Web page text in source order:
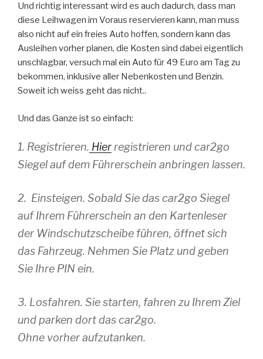
Und richtig interessant wird es auch dadurch, dass man
diese Leihwagen im Voraus reservieren kann, man muss
also nicht auf ein freies Auto hoffen, sondern kann das
Ausleihen vorher planen, die Kosten sind dabei eigentlich
unschlagbar, versuch mal ein Auto für 49 Euro am Tag zu
bekommen, inklusive aller Nebenkosten und Benzin.
Soweit ich weiss geht das nicht..
Und das Ganze ist so einfach:
1. Registrieren. Hierregistrieren und car2go
Siegel auf dem Führerschein anbringen lassen.
2. Einsteigen. Sobald Sie das car2go Siegel
auf Ihrem Führerschein an den Kartenleser
der Windschutzscheibe führen, öffnet sich
das Fahrzeug. Nehmen Sie Platz und geben
Sie Ihre PIN ein.
3. Losfahren. Sie starten, fahren zu Ihrem Ziel
und parken dort das car2go.
Ohne vorher aufzutanken.